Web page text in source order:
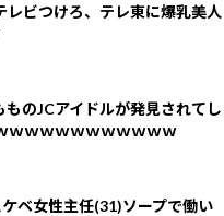
レビつけろ、テレ東に爆乳美人
ものJCアイドルが発見されてし
ｗｗｗｗｗｗｗｗｗｗｗ
ベ女性主任(31)ソープで働い